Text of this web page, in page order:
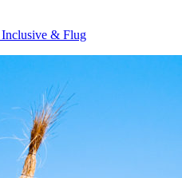
& Flug